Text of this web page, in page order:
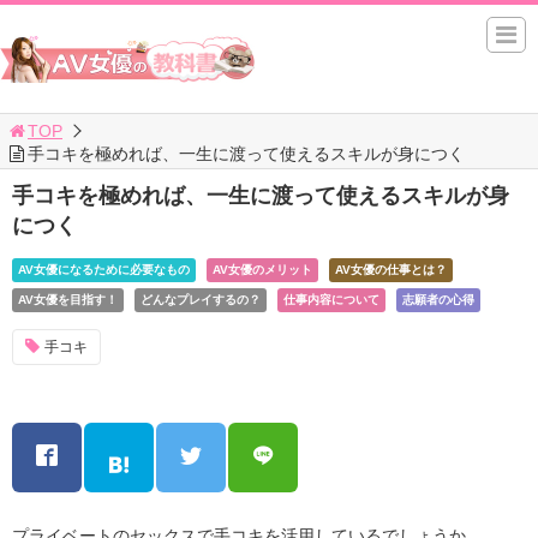
TOP
手コキを極めれば、一生に渡って使えるスキルが身につく
手コキを極めれば、一生に渡って使えるスキルが身
につく
AV女優になるために必要なもの AV女優のメリット AV女優の仕事とは？
AV女優を目指す！ どんなプレイするの？ 仕事内容について 志願者の心得
手コキ